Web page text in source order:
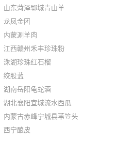
山东菏泽郓城青山羊
龙凤金团
内蒙涮羊肉
江西赣州禾丰珍珠粉
洙湖珍珠红石榴
绞股蓝
湖南岳阳龟蛇酒
湖北襄阳宜城流水西瓜
内蒙古赤峰宁城县苇笠头
西宁酿皮